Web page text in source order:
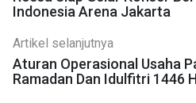
Indonesia Arena Jakarta
Artikel selanjutnya
Aturan Operasional Usaha
Ramadan Dan Idulfitri 1446